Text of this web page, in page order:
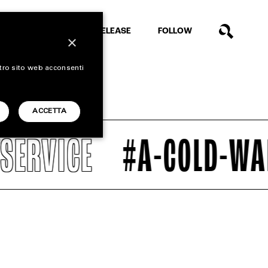
RELEASE FOLLOW
#A-COLD-WALL
×
sito web acconsenti
ACCETTA